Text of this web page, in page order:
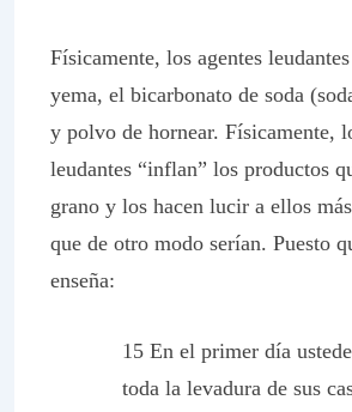
Físicamente, los agentes
yema, el bicarbonato de soda
y polvo de hornear. Físicamente,
leudantes “inflan” los productos
grano y los hacen lucir a ellos
que de otro modo serían. Puesto
enseña:
15 En el primer día
toda la levadura de sus